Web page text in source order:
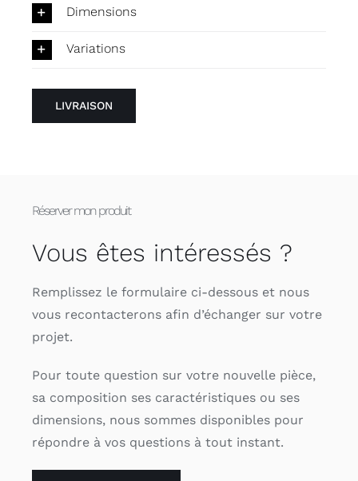
Dimensions
Variations
LIVRAISON
Réserver mon produit
Vous êtes intéressés ?
Remplissez le formulaire ci-dessous et nous
vous recontacterons afin d’échanger sur votre
projet.
Pour toute question sur votre nouvelle pièce,
sa composition ses caractéristiques ou ses
dimensions, nous sommes disponibles pour
répondre à vos questions à tout instant.